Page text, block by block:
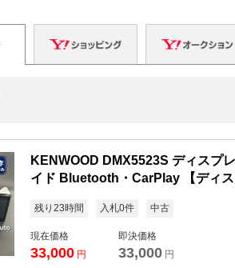
KENWOOD DMX5523S ディスプ
イド Bluetooth・CarPlay 【ディス
残り23時間 入札0件 中古
現在価格
33,000 円
即決価格
33,000 円